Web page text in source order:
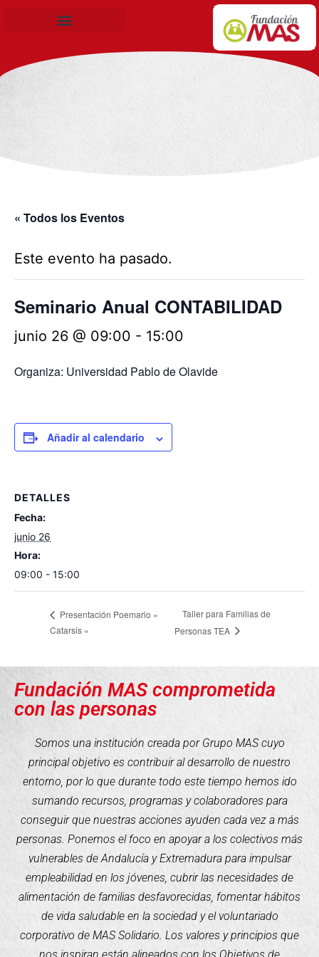
« Todos los Eventos
Este evento ha pasado.
Seminario Anual CONTABILIDAD
junio 26 @ 09:00 - 15:00
Organiza: Universidad Pablo de Olavide
Añadir al calendario
DETALLES
Fecha:
junio 26
Hora:
09:00 - 15:00
Presentación Poemario »
Catarsis «
Taller para Familias de
Personas TEA
Fundación MAS comprometida
con las personas
Somos una institución creada por Grupo MAS cuyo
principal objetivo es contribuir al desarrollo de nuestro
entorno, por lo que durante todo este tiempo hemos ido
sumando recursos, programas y colaboradores para
conseguir que nuestras acciones ayuden cada vez a más
personas. Ponemos el foco en apoyar a los colectivos más
vulnerables de Andalucía y Extremadura para impulsar
empleabilidad en los jóvenes, cubrir las necesidades de
alimentación de familias desfavorecidas, fomentar hábitos
de vida saludable en la sociedad y el voluntariado
corporativo de MAS Solidario. Los valores y principios que